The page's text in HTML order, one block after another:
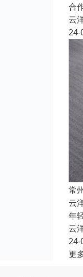
合
云
24-
常
云
年
云
24-
更